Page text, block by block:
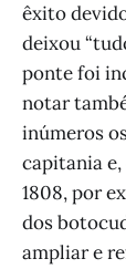
êxito
deixou
ponte foi
notar
inúmeros
capitania
1808, por
dos
ampliar e